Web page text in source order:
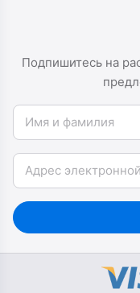
Подпишитесь на
Имя и фамилия
Email